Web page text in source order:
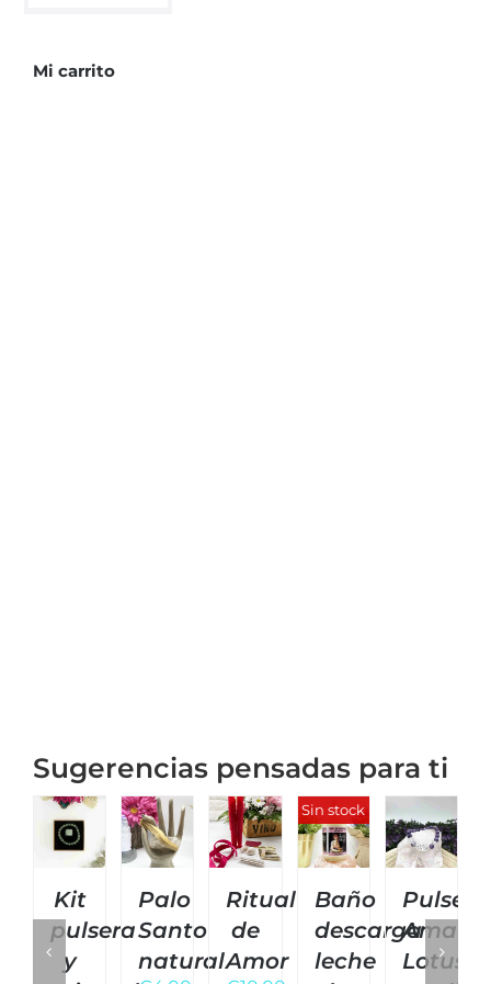
Mi carrito
Sugerencias pensadas para ti
Kit
pulsera
y
Palo
Santo
natural
Ritual
de
Amor
Sin stock
Baño
descarga
leche
Pulsera
Lotus